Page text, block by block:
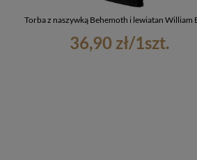
Torba z naszywką Behemoth i lewiatan William
36,90 zł/1szt.